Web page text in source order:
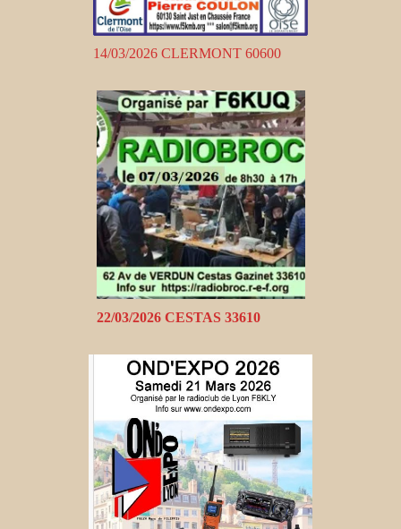
14/03/2026 CLERMONT 60600
22/03/2026 CESTAS 33610